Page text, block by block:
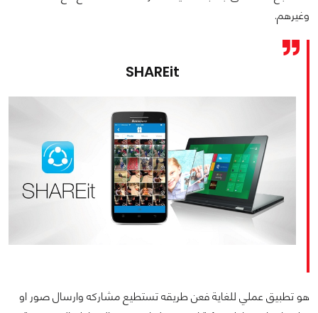
وغيرهم.
SHAREit
هو تطبيق عملي للغاية فعن طريقه تستطيع مشاركه وارسال صور او